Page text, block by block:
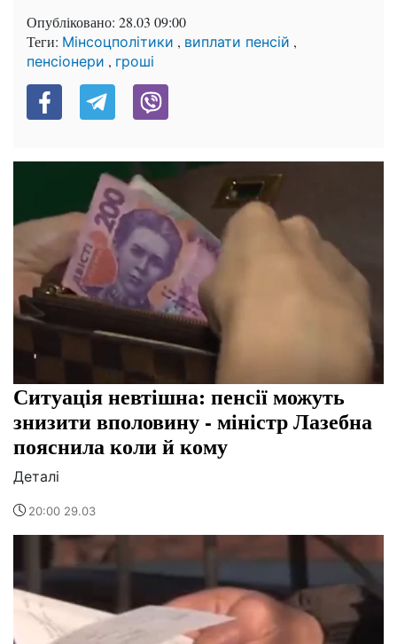
Опубліковано: 28.03 09:00
Теги: Мінсоцполітики , виплати пенсій ,
пенсіонери , гроші
Ситуація невтішна: пенсії можуть
знизити вполовину - міністр Лазебна
пояснила коли й кому
Деталі
20:00 29.03